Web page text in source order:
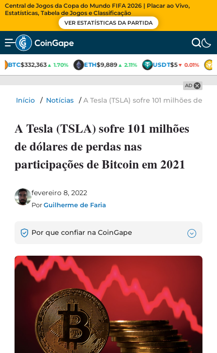
Central de Jogos da Copa do Mundo FIFA 2026 | Placar ao Vivo,
Estatísticas, Tabela de Jogos e Classificação
VER ESTATÍSTICAS DA PARTIDA
BTC$332,363▲ 1.70% ETH$9,889▲ 2.11% USDT$5▼ 0.01%
AD
Início / Notícias /A Tesla (TSLA) sofre 101 milhões de
A Tesla (TSLA) sofre 101 milhões
de dólares de perdas nas
participações de Bitcoin em 2021
fevereiro 8, 2022
PorGuilherme de Faria
Por que confiar na CoinGape